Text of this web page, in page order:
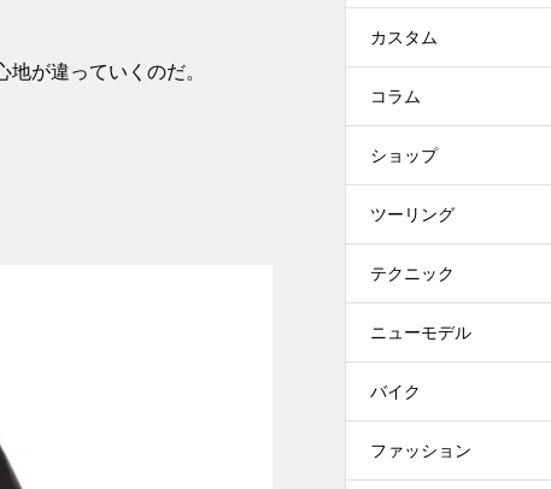
が違っていくのだ。
カスタム
コラム
ショップ
ツーリング
テクニック
ニューモデル
バイク
ファッション